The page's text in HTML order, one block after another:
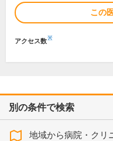
この
アクセス数※
別の条件で検索
地域から病院・クリ